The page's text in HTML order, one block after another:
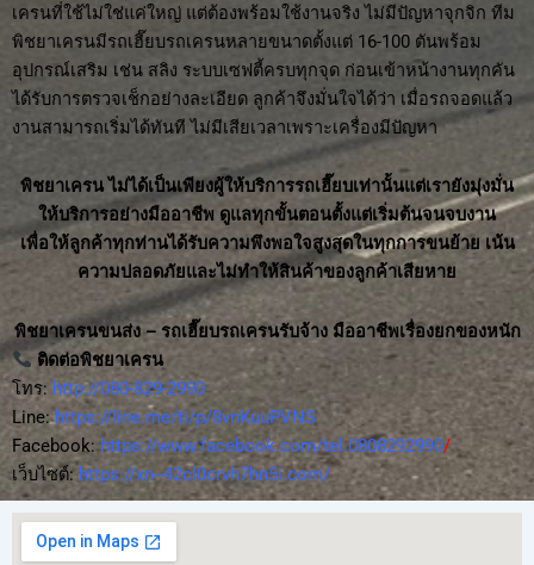
เครนที่ใช้ไม่ใช่แค่ใหญ่ แต่ต้องพร้อมใช้งานจริง ไม่มีปัญหาจุกจิก ทีม
พิชยาเครนมีรถเฮี๊ยบรถเครนหลายขนาดตั้งแต่ 16-100 ตันพร้อม
อุปกรณ์เสริม เช่น สลิง ระบบเซฟตี้ครบทุกจุด ก่อนเข้าหน้างานทุกคัน
ได้รับการตรวจเช็กอย่างละเอียด ลูกค้าจึงมั่นใจได้ว่า เมื่อรถจอดแล้ว
งานสามารถเริ่มได้ทันที ไม่มีเสียเวลาเพราะเครื่องมีปัญหา
พิชยาเครน ไม่ได้เป็นเพียงผู้ให้บริการรถเฮี๊ยบเท่านั้นแต่เรายังมุ่งมั่น
ให้บริการอย่างมืออาชีพ ดูแลทุกขั้นตอนตั้งแต่เริ่มต้นจนจบงาน
เพื่อให้ลูกค้าทุกท่านได้รับความพึงพอใจสูงสุดในทุกการขนย้าย เน้น
ความปลอดภัยและไม่ทำให้สินค้าของลูกค้าเสียหาย
พิชยาเครนขนส่ง – รถเฮี๊ยบรถเครนรับจ้าง มืออาชีพเรื่องยกของหนัก
ติดต่อพิชยาเครน
โทร: http://080-829-2990
Line: https://line.me/ti/p/8vnKuuPVNS
Facebook: https://www.facebook.com/tel.0808292990/
เว็บไซต์: https://xn--42cl0crvh7hn5i.com/